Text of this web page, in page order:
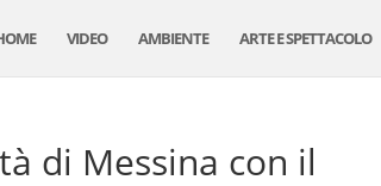
VIDEO AMBIENTE ARTE E SPETTACOLO
di Messina con il